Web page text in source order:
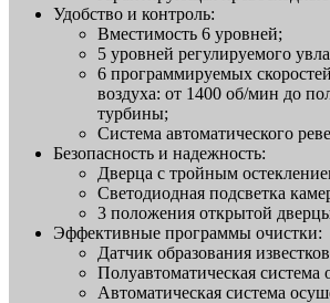
Удобство и контроль:
Вместимость 6 уровней;
5 уровней регулируемого
6 программируемых
воздуха: от 1400 об/мин до
турбины;
Система автоматического
Безопасность и надежность:
Дверца с тройным
Светодиодная подсветка
3 положения открытой
Эффективные программы очистки:
Датчик образования
Полуавтоматическая система
Автоматическая система